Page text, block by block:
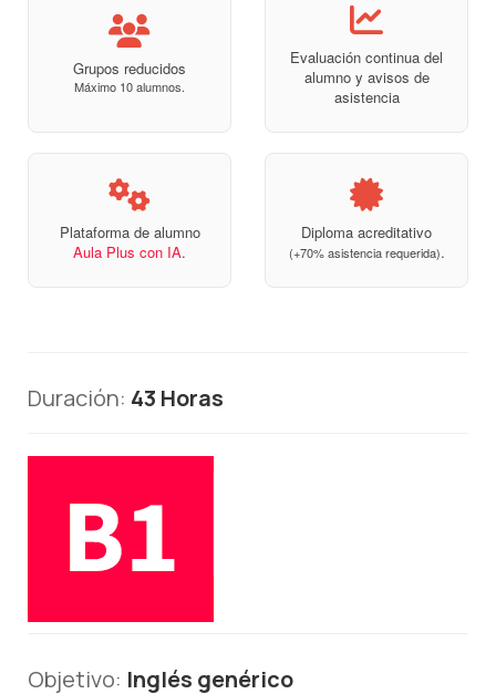
Grupos reducidos
Máximo 10 alumnos.
Evaluación continua del
alumno y avisos de
asistencia
Plataforma de alumno
Aula Plus con IA.
Diploma acreditativo
(+70% asistencia requerida).
Duración: 43 Horas
Objetivo: Inglés genérico